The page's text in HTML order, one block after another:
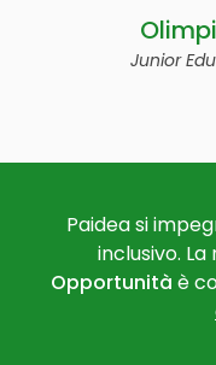
Junior
Paidea si
inclusivo.
Opportunità è